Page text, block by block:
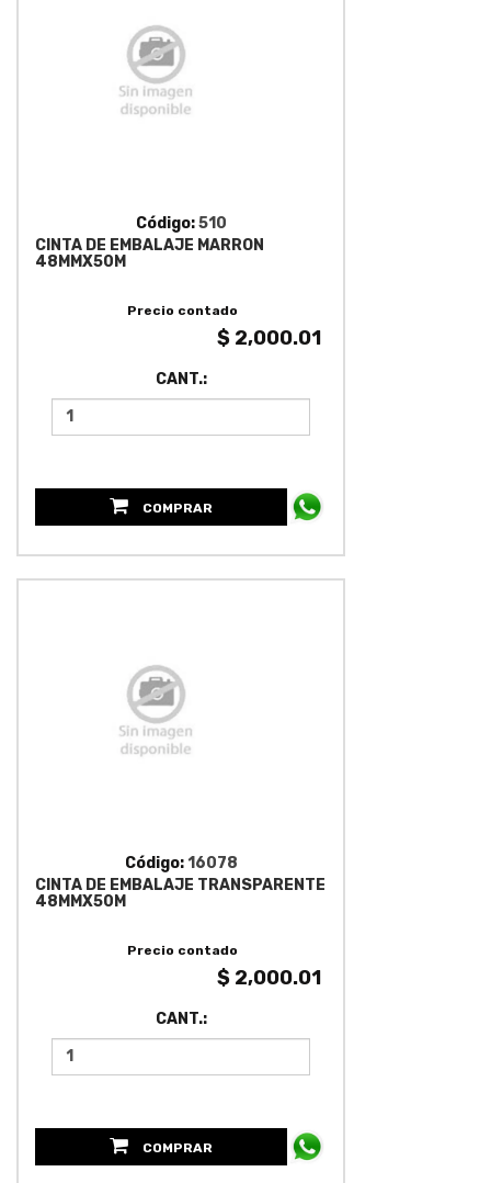
Código:510
CINTA DE EMBALAJE MARRON
48MMX50M
Precio contado
$ 2,000.01
CANT.:
COMPRAR
Código:16078
CINTA DE EMBALAJE TRANSPARENTE
48MMX50M
Precio contado
$ 2,000.01
CANT.:
COMPRAR